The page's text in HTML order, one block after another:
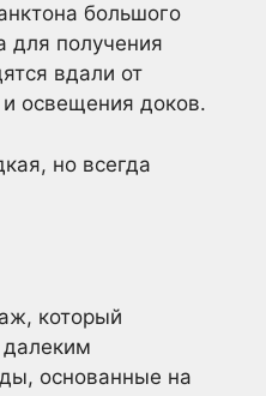
большого
для получения
вдали от
освещения доков.
но всегда
который
далеким
основанные на